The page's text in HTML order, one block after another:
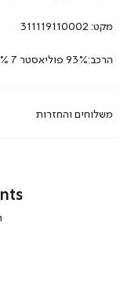
משלוחים והחזרות
מקט: 311119110002
הרכב:93% פוליאסטר 7 % ספנדקס